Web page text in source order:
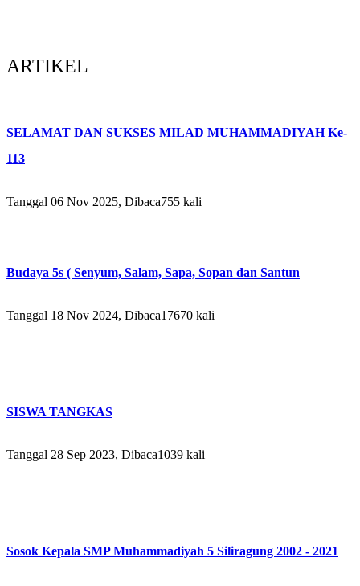
ARTIKEL
SELAMAT DAN SUKSES MILAD MUHAMMADIYAH Ke-
113
Tanggal 06 Nov 2025, Dibaca755 kali
Budaya 5s ( Senyum, Salam, Sapa, Sopan dan Santun
Tanggal 18 Nov 2024, Dibaca17670 kali
SISWA TANGKAS
Tanggal 28 Sep 2023, Dibaca1039 kali
Sosok Kepala SMP Muhammadiyah 5 Siliragung 2002 - 2021